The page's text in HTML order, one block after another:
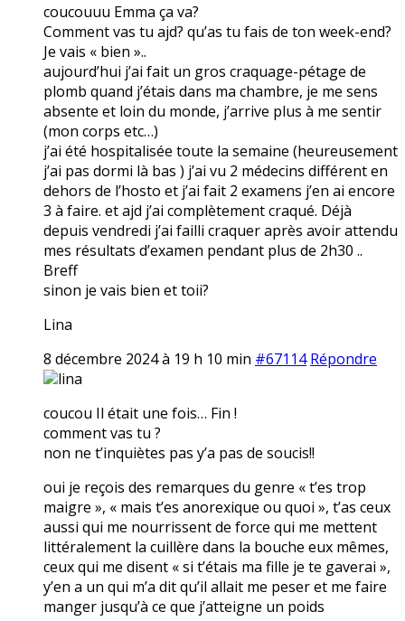
coucouuu Emma ça va?
Comment vas tu ajd? qu’as tu fais de ton week-end?
Je vais « bien »..
aujourd’hui j’ai fait un gros craquage-pétage de
plomb quand j’étais dans ma chambre, je me sens
absente et loin du monde, j’arrive plus à me sentir
(mon corps etc…)
j’ai été hospitalisée toute la semaine (heureusement
j’ai pas dormi là bas ) j’ai vu 2 médecins différent en
dehors de l’hosto et j’ai fait 2 examens j’en ai encore
3 à faire. et ajd j’ai complètement craqué. Déjà
depuis vendredi j’ai failli craquer après avoir attendu
mes résultats d’examen pendant plus de 2h30 ..
Breff
sinon je vais bien et toii?
Lina
8 décembre 2024 à 19 h 10 min #67114 Répondre
lina
coucou Il était une fois… Fin !
comment vas tu ?
non ne t’inquiètes pas y’a pas de soucis!!
oui je reçois des remarques du genre « t’es trop
maigre », « mais t’es anorexique ou quoi », t’as ceux
aussi qui me nourrissent de force qui me mettent
littéralement la cuillère dans la bouche eux mêmes,
ceux qui me disent « si t’étais ma fille je te gaverai »,
y’en a un qui m’a dit qu’il allait me peser et me faire
manger jusqu’à ce que j’atteigne un poids